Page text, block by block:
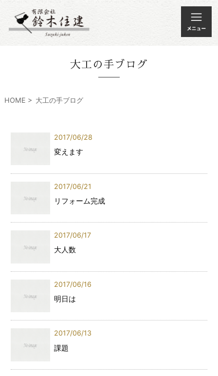
大工の手ブログ
HOME 大工の手ブログ
2017/06/28
変えます
2017/06/21
リフォーム完成
2017/06/17
大人数
2017/06/16
明日は
2017/06/13
課題